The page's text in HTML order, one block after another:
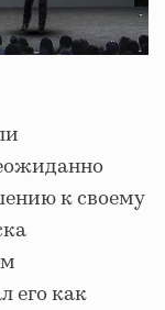
к своему
его как